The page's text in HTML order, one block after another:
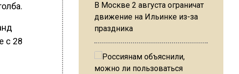
с 28
В Москве 2 августа ограничат
движение на Ильинке из-за
праздника